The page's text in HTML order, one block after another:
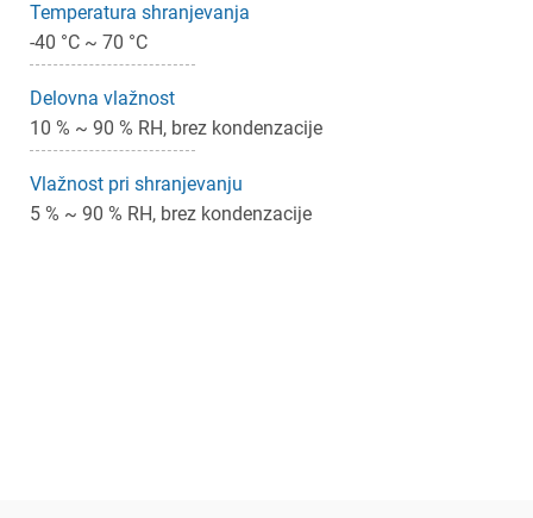
Temperatura shranjevanja
-40 °C ~ 70 °C
Delovna vlažnost
10 % ~ 90 % RH, brez kondenzacije
Vlažnost pri shranjevanju
5 % ~ 90 % RH, brez kondenzacije